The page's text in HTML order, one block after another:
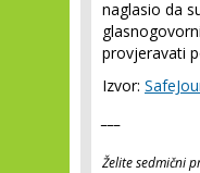
naglasio da
provjeravati
Izvor:
Želite sedmični